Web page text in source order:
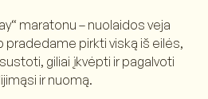
maratonu – nuolaidos veja
pirkti viską iš eilės,
giliai įkvėpti ir pagalvoti
ir nuomą.